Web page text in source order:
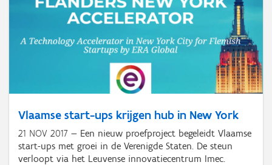
Vlaamse start-ups krijgen hub in New York
21 NOV 2017
Een nieuw proefproject begeleidt Vlaamse
start-ups met groei in de Verenigde Staten. De steun
verloopt via het Leuvense innovatiecentrum Imec.